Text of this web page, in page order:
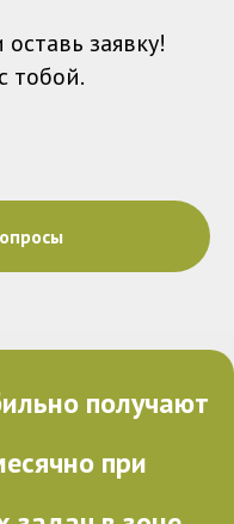
заявку!
тобой.
получают
при